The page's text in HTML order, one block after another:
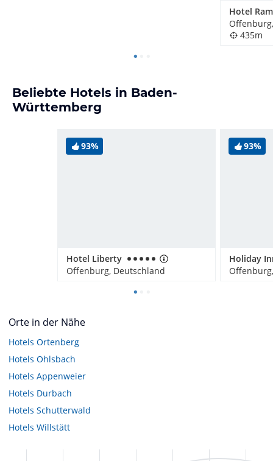
435m
Beliebte Hotels in Baden-
Württemberg
93%
Hotel Liberty
Offenburg, Deutschland
93%
Orte in der Nähe
Hotels Ortenberg
Hotels Ohlsbach
Hotels Appenweier
Hotels Durbach
Hotels Schutterwald
Hotels Willstätt